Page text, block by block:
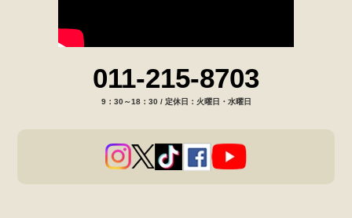
011-215-8703
9：30～18：30 / 定休日：火曜日・水曜日